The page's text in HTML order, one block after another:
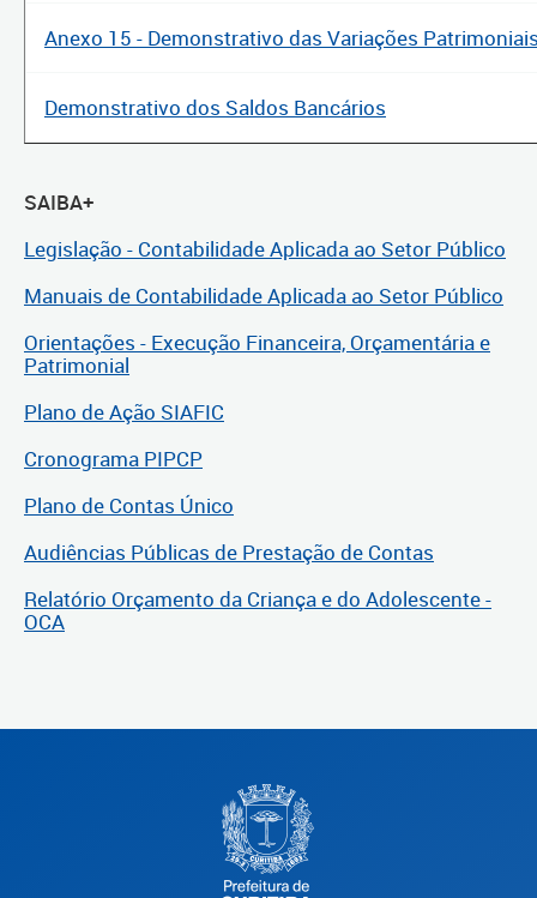
Anexo 15 - Demonstrativo das Variações
Demonstrativo dos Saldos Bancários
SAIBA+
Legislação - Contabilidade Aplicada ao Setor Público
Manuais de Contabilidade Aplicada ao Setor Público
Orientações - Execução Financeira, Orçamentária e
Patrimonial
Plano de Ação SIAFIC
Cronograma PIPCP
Plano de Contas Único
Audiências Públicas de Prestação de Contas
Relatório Orçamento da Criança e do Adolescente -
OCA